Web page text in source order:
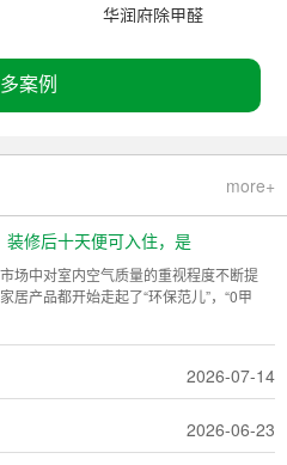
华润府除甲醛
案例
more+
装修后十天便可入住，是
场中对室内空气质量的重视程度不断提
居产品都开始走起了“环保范儿”，“0甲
2026-07-14
2026-06-23